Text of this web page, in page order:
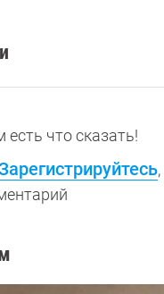
что сказать!